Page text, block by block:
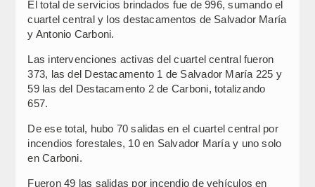
El total de servicios brindados fue de 996, sumando el
cuartel central y los destacamentos de Salvador María
y Antonio Carboni.
Las intervenciones activas del cuartel central fueron
373, las del Destacamento 1 de Salvador María 225 y
59 las del Destacamento 2 de Carboni, totalizando
657.
De ese total, hubo 70 salidas en el cuartel central por
incendios forestales, 10 en Salvador María y uno solo
en Carboni.
Fueron 49 las salidas por incendio de vehículos en